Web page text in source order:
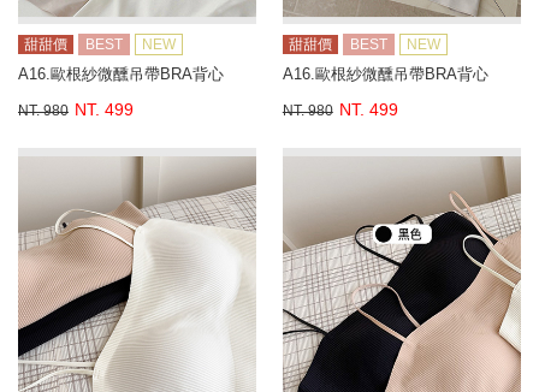
甜甜價 BEST NEW
A16.歐根紗微醺吊帶BRA背心
NT. 980 NT. 499
甜甜價 BEST NEW
A16.歐根紗微醺吊帶BRA背心
NT. 980 NT. 499